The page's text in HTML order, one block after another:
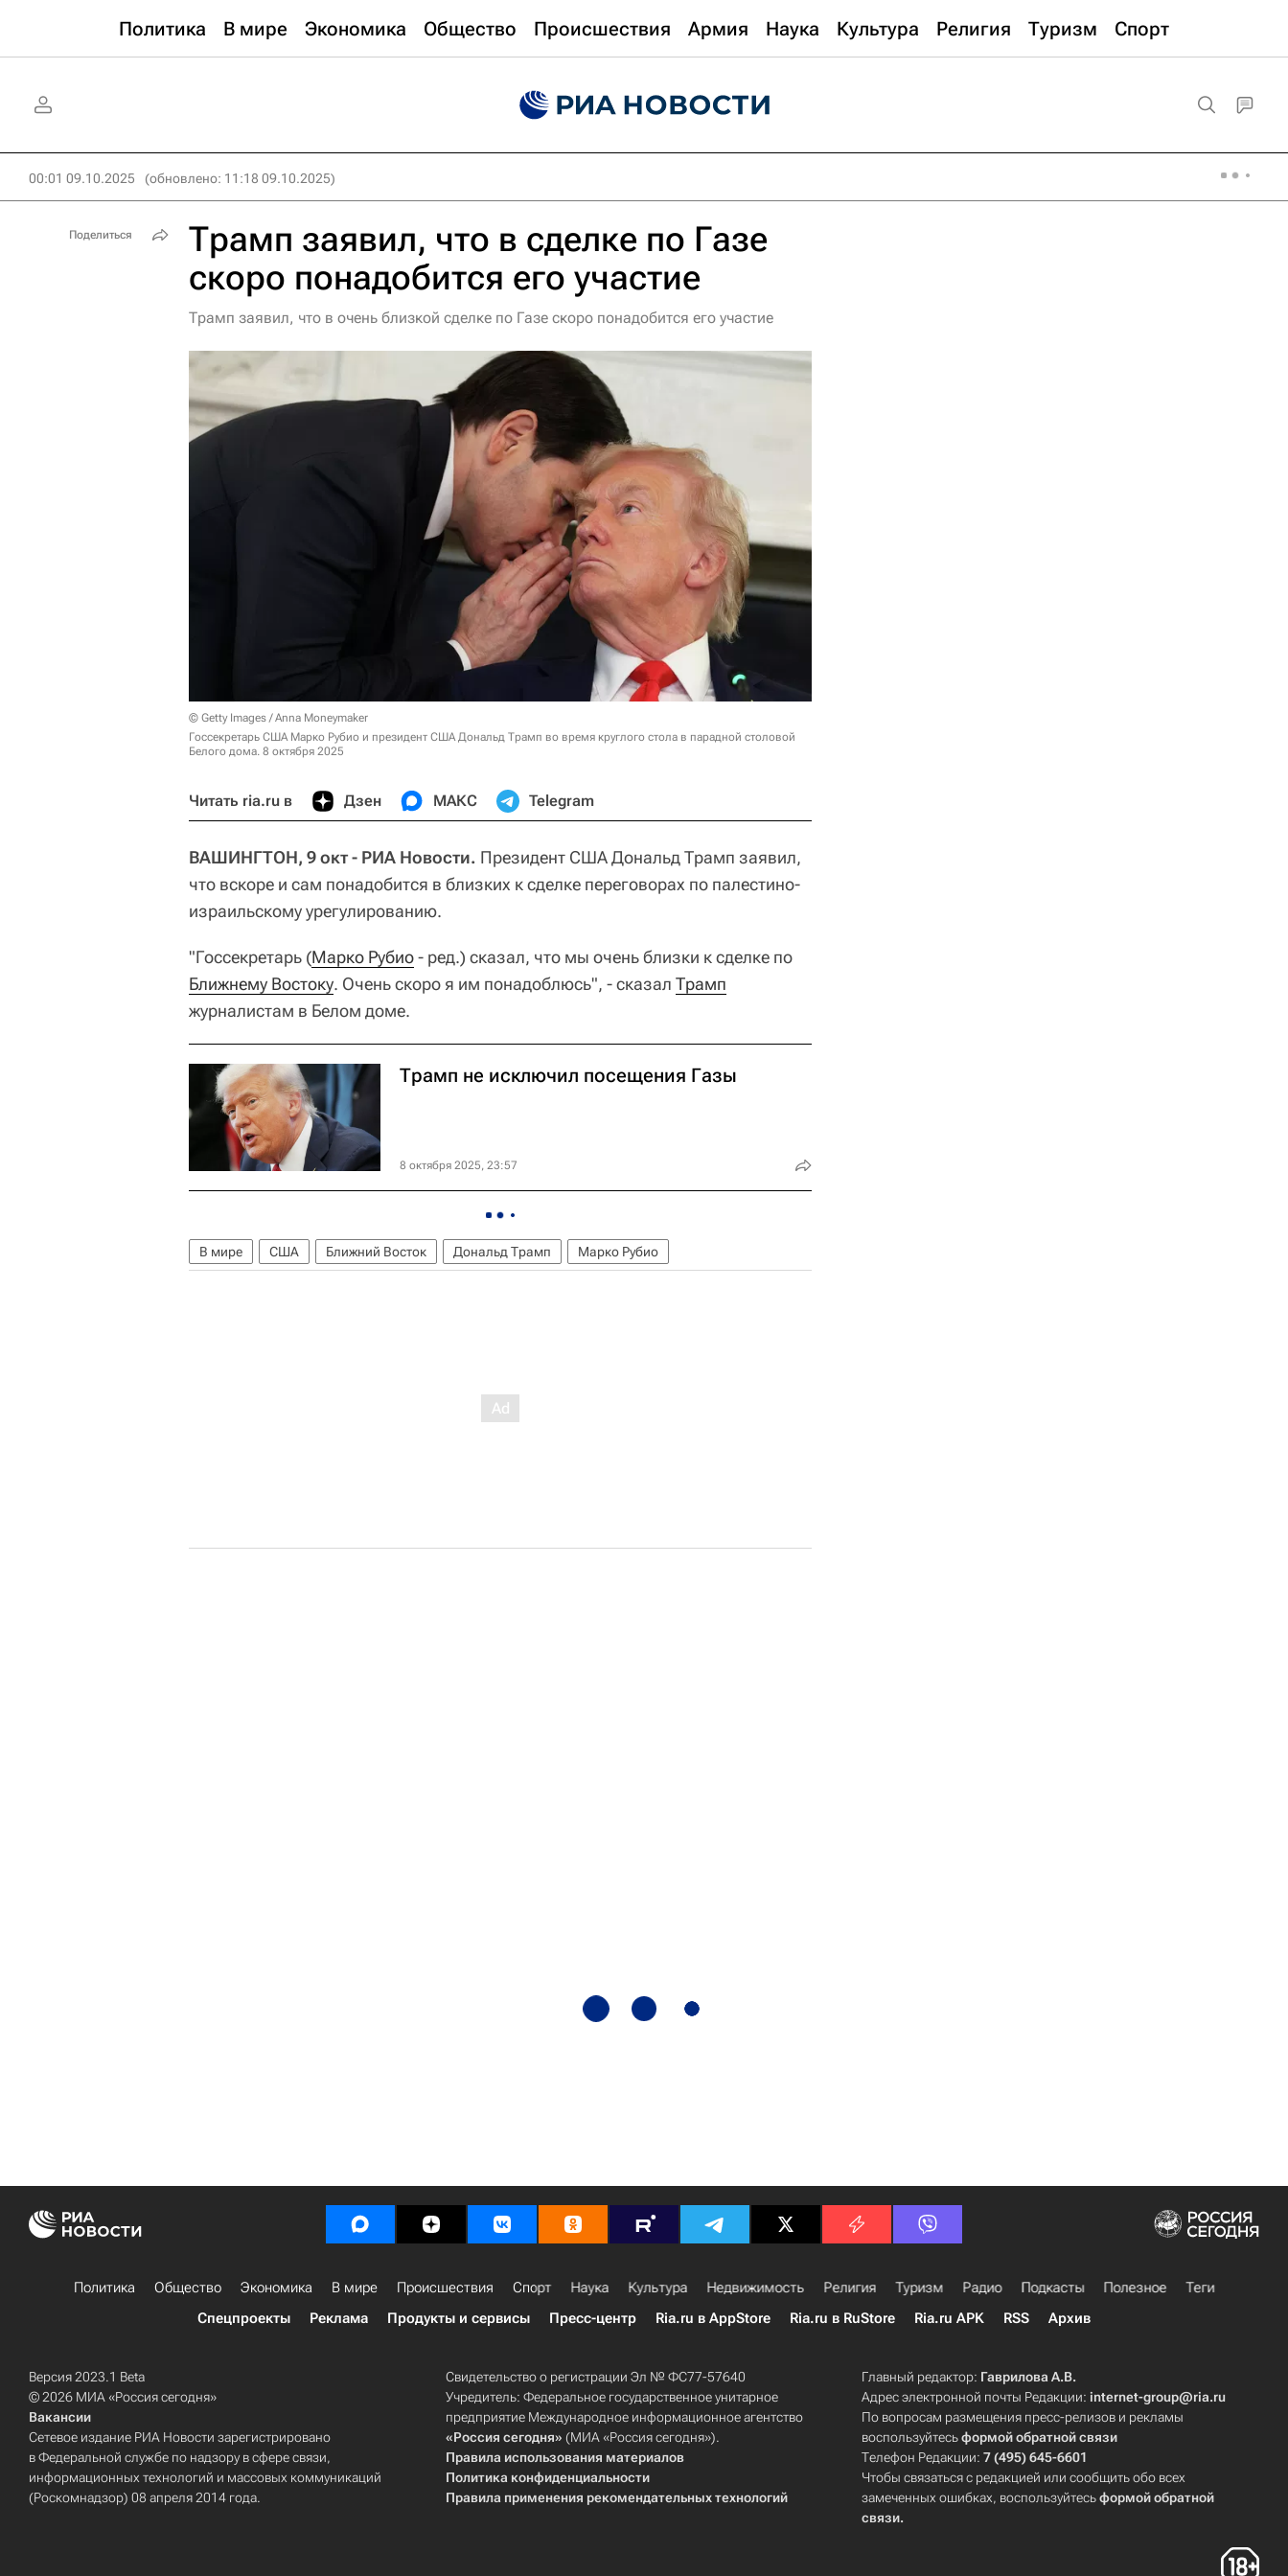
Политика В мире Экономика Общество Происшествия Армия Наука Культура Религия Туризм Спорт
00:01 09.10.2025 (обновлено: 11:18 09.10.2025)
Трамп заявил, что в сделке по Газе
скоро понадобится его участие
Трамп заявил, что в очень близкой сделке по Газе скоро понадобится его участие
© Getty Images / Anna Moneymaker
Госсекретарь США Марко Рубио и президент США Дональд Трамп во время круглого стола в парадной столовой
Белого дома. 8 октября 2025
Читать ria.ru в Дзен МАКС Telegram
ВАШИНГТОН, 9 окт - РИА Новости. Президент США Дональд Трамп заявил,
что вскоре и сам понадобится в близких к сделке переговорах по палестино-
израильскому урегулированию.
"Госсекретарь (Марко Рубио- ред.) сказал, что мы очень близки к сделке по
Ближнему Востоку. Очень скоро я им понадоблюсь", - сказал Трамп
журналистам в Белом доме.
Трамп не исключил посещения Газы
8 октября 2025, 23:57
В мире США Ближний Восток Дональд Трамп Марко Рубио
Поделиться
Политика Общество Экономика В мире Происшествия Спорт Наука Культура Недвижимость Религия Туризм Радио Подкасты Полезное
Теги
Спецпроекты
Реклама Продукты и сервисы Пресс-центр Ria.ru в AppStore Ria.ru в RuStore Ria.ru APK RSS Архив
Версия 2023.1 Beta
© 2026 МИА «Россия сегодня»
Вакансии
Сетевое издание РИА Новости зарегистрировано
в Федеральной службе по надзору в сфере связи,
информационных технологий и массовых коммуникаций
(Роскомнадзор) 08 апреля 2014 года.
Свидетельство о регистрации Эл № ФС77-57640
Учредитель: Федеральное государственное унитарное
предприятие Международное информационное агентство
«Россия сегодня» (МИА «Россия сегодня»).
Правила использования материалов
Политика конфиденциальности
Правила применения рекомендательных технологий
Главный редактор: Гаврилова А.В.
Адрес электронной почты Редакции:internet-group@ria.ru
По вопросам размещения пресс-релизов и рекламы
воспользуйтесьформой обратной связи
Телефон Редакции:7 (495) 645-6601
Чтобы связаться с редакцией или сообщить обо всех
замеченных ошибках, воспользуйтесьформой обратной
связи.